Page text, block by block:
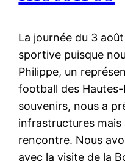
La journée du 3
sportive puisque
Philippe, un
football des
souvenirs, nous a
infrastructures mais
rencontre. Nous
avec la visite de la